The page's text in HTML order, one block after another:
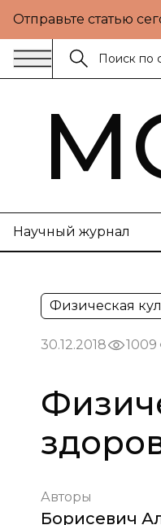
Отправьте статью
Научный журнал
Физическая
30.12.2018 1009
Авторы
Борисевич